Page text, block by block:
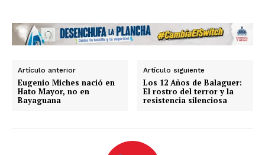
Artículo anterior
Eugenio Miches nació en
Hato Mayor, no en
Bayaguana
Artículo siguiente
Los 12 Años de Balaguer:
El rostro del terror y la
resistencia silenciosa